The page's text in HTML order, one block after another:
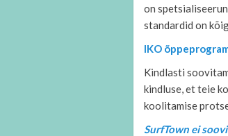
on
standardid on
IKO
Kindlasti
kindluse, et teie
koolitamise
SurfTown ei